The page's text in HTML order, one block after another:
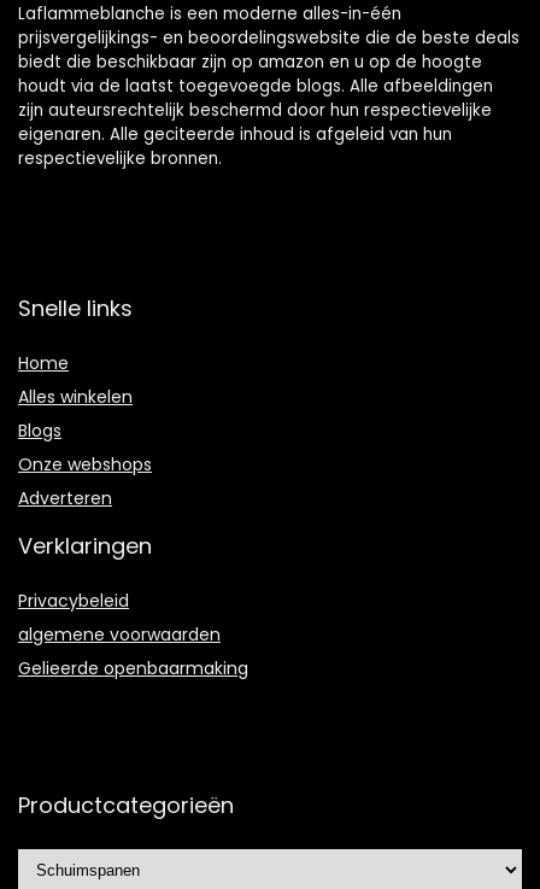
Laflammeblanche is een moderne alles-in-één
prijsvergelijkings- en beoordelingswebsite die de beste deals
biedt die beschikbaar zijn op amazon en u op de hoogte
houdt via de laatst toegevoegde blogs. Alle afbeeldingen
zijn auteursrechtelijk beschermd door hun respectievelijke
eigenaren. Alle geciteerde inhoud is afgeleid van hun
respectievelijke bronnen.
Snelle links
Home
Alles winkelen
Blogs
Onze webshops
Adverteren
Verklaringen
Privacybeleid
algemene voorwaarden
Gelieerde openbaarmaking
Productcategorieën